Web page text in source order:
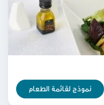
نموذج لقائمة الطعام